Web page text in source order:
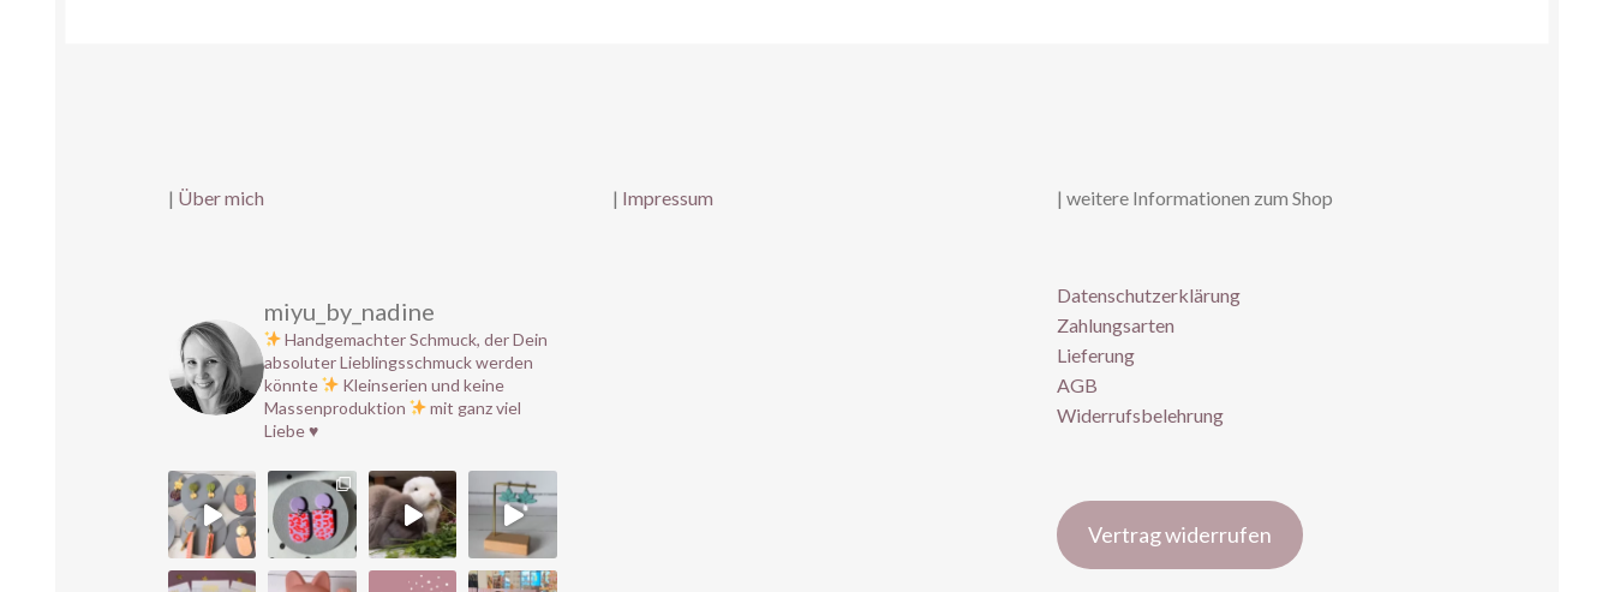
| Über mich
miyu_by_nadine
Handgemachter Schmuck, der Dein
absoluter Lieblingsschmuck werden
könnte
Kleinserien und keine
Massenproduktion
mit ganz viel
Liebe♥️
| Impressum | weitere Informationen zum Shop
Datenschutzerklärung
Zahlungsarten
Lieferung
AGB
Widerrufsbelehrung
Vertrag widerrufen